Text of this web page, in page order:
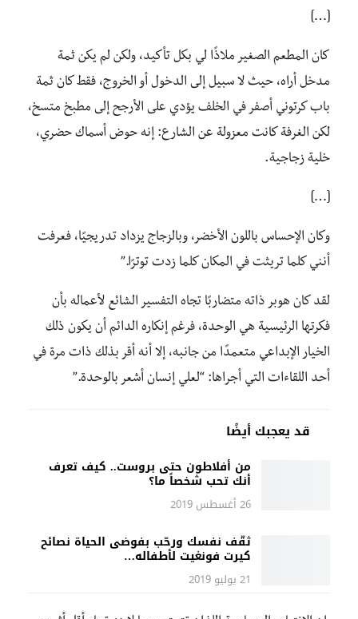
[…]
كان المطعم الصغير ملاذًا لي بكل تأكيد، ولكن لم يكن ثمة
مدخل أراه، حيث لا سبيل إلى الدخول أو الخروج، فقط كان ثمة
باب كرتوني أصفر في الخلف يؤدي على الأرجح إلى مطبخ متسخ،
لكن الغرفة كانت معزولة عن الشارع: إنه حوض أسماك حضري،
خلية زجاجية.
[…]
وكان الإحساس باللون الأخضر، وبالزجاج يزداد تدريجيًا، فعرفت
أنني كلما تريثت في المكان كلما زدت توترًا.”
لقد كان هوبر ذاته متضاربًا تجاه التفسير الشائع لأعماله بأن
فكرتها الرئيسية هي الوحدة، فرغم إنكاره الدائم أن يكون ذلك
الخيار الإبداعي متعمدًا من جانبه، إلا أنه أقر بذلك ذات مرة في
أحد اللقاءات التي أجراها: “لعلي إنسان أشعر بالوحدة.”
قد يعجبك أيضًا
من أفلاطون حتى بروست.. كيف تعرف
أنك تحب شخصاً ما؟
26 أغسطس 2019
ثقّف نفسك ورحّب بفوضى الحياة نصائح
كيرت فونغيت لأطفاله…
21 يوليو 2019